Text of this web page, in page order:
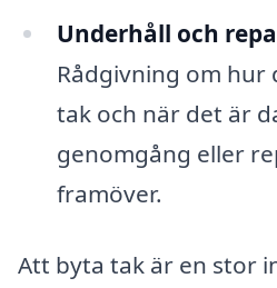
Underhåll och
Rådgivning om hur
tak och när det är
genomgång eller
framöver.
Att byta tak är en stor